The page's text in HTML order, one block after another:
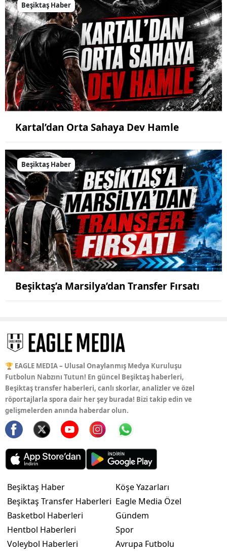
Beşiktaş Haber
Kartal’dan Orta Sahaya Dev Hamle
Beşiktaş Haber
Beşiktaş’a Marsilya’dan Transfer Fırsatı
🏆 EAGLE MEDIA – Ulusal Onaylanmış Medya Kuruluşu
Futbolun Nabzını Tutun! En güncel Beşiktaş haberleri,
Beşiktaş transfer haberleri, canlı skorlar, analizler ve özel
röportajlarla spora dair her şey burada! Bizi takip edin ve
gelişmelerden anında haberdar olun.
Beşiktaş Haber
Beşiktaş Transfer Haberleri
Basketbol Haberleri
Hentbol Haberleri
Voleybol Haberleri
Köşe Yazarları
Eagle Media Özel
Gündem
Spor
Avrupa Futbolu